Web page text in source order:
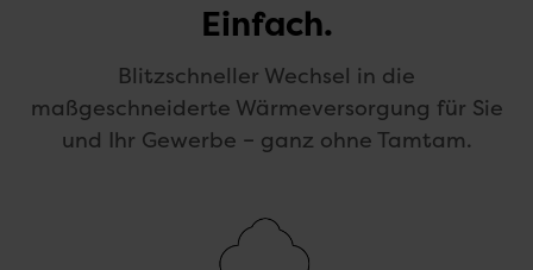
Einfach.
Blitzschneller Wechsel in die
maßgeschneiderte Wärmeversorgung für Sie
und Ihr Gewerbe – ganz ohne Tamtam.